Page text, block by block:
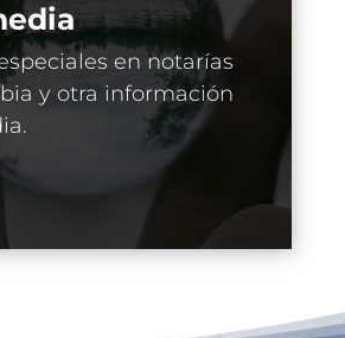
en notarías
y otra información